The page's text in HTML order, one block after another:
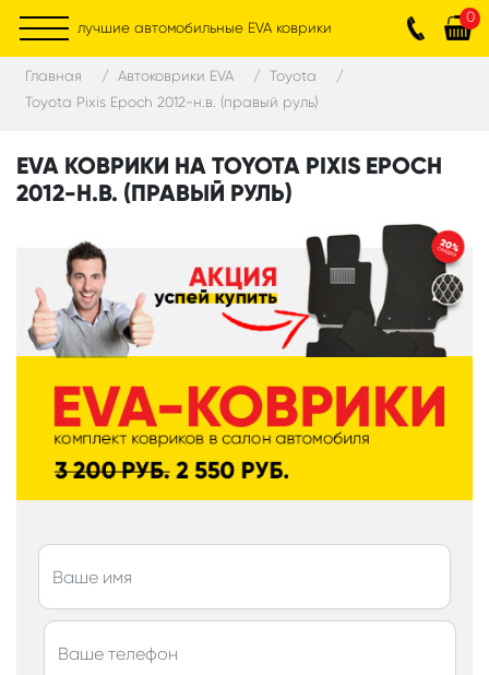
лучшие автомобильные EVA коврики
0
Главная Автоковрики EVA
Toyota
Toyota Pixis Epoch 2012-н.в. (правый руль)
EVA КОВРИКИ НА TOYOTA PIXIS EPOCH
2012-Н.В. (ПРАВЫЙ РУЛЬ)